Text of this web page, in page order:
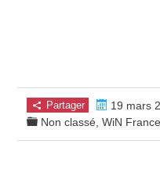
Partager
19 mars
Non classé ,WiN France